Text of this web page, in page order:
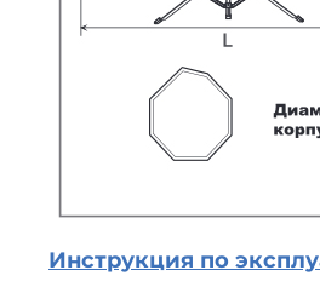
Инструкция по